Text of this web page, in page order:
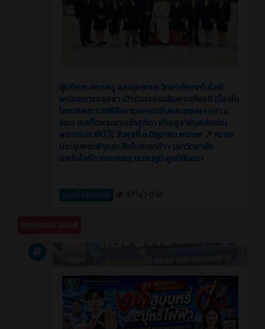
ผู้บริหาร คณะครู และบุคลากร วิทยาลัยเทคโนโลยี
พณิชยการอยุธยา เข้าร่วมงานเฉลิมพระเกียรติ เนื่องใน
โอกาสพระราชพิธีมหามงคลเฉลิมพระชนมพรรษา ๔
รอบ สมเด็จพระนางเจ้าสุทิดา พัชรสุธาพิมลลักษณ
พระบรมราชินี 🗓️ วันพุธที่ ๓ มิถุนายน ๒๕๖๙ 📍 ณ หอ
ประชุมพระพิรุณระลึกโปรดเกล้าฯ มหาวิทยาลัย
เทคโนโลยีราชมงคลสุวรรณภูมิ ศูนย์หันตรา
รอบรั้ววิทยาลัย